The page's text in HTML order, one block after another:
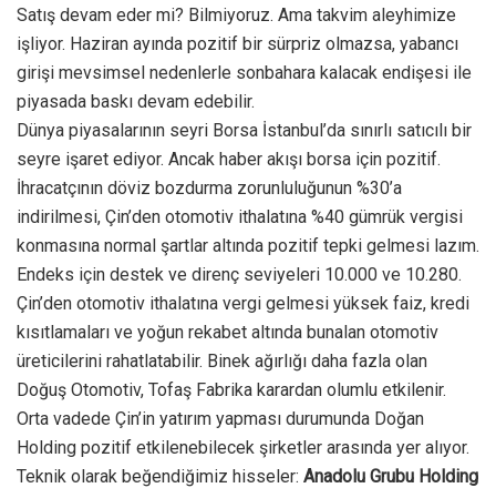
Satış devam eder mi? Bilmiyoruz. Ama takvim aleyhimize
işliyor. Haziran ayında pozitif bir sürpriz olmazsa, yabancı
girişi mevsimsel nedenlerle sonbahara kalacak endişesi ile
piyasada baskı devam edebilir.
Dünya piyasalarının seyri Borsa İstanbul’da sınırlı satıcılı bir
seyre işaret ediyor. Ancak haber akışı borsa için pozitif.
İhracatçının döviz bozdurma zorunluluğunun %30’a
indirilmesi, Çin’den otomotiv ithalatına %40 gümrük vergisi
konmasına normal şartlar altında pozitif tepki gelmesi lazım.
Endeks için destek ve direnç seviyeleri 10.000 ve 10.280.
Çin’den otomotiv ithalatına vergi gelmesi yüksek faiz, kredi
kısıtlamaları ve yoğun rekabet altında bunalan otomotiv
üreticilerini rahatlatabilir. Binek ağırlığı daha fazla olan
Doğuş Otomotiv, Tofaş Fabrika karardan olumlu etkilenir.
Orta vadede Çin’in yatırım yapması durumunda Doğan
Holding pozitif etkilenebilecek şirketler arasında yer alıyor.
Teknik olarak beğendiğimiz hisseler: Anadolu Grubu Holding